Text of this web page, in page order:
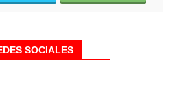
SOCIALES